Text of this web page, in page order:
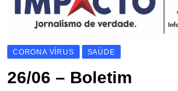
CORONA VÍRUS SAÚDE
26/06 – Boletim